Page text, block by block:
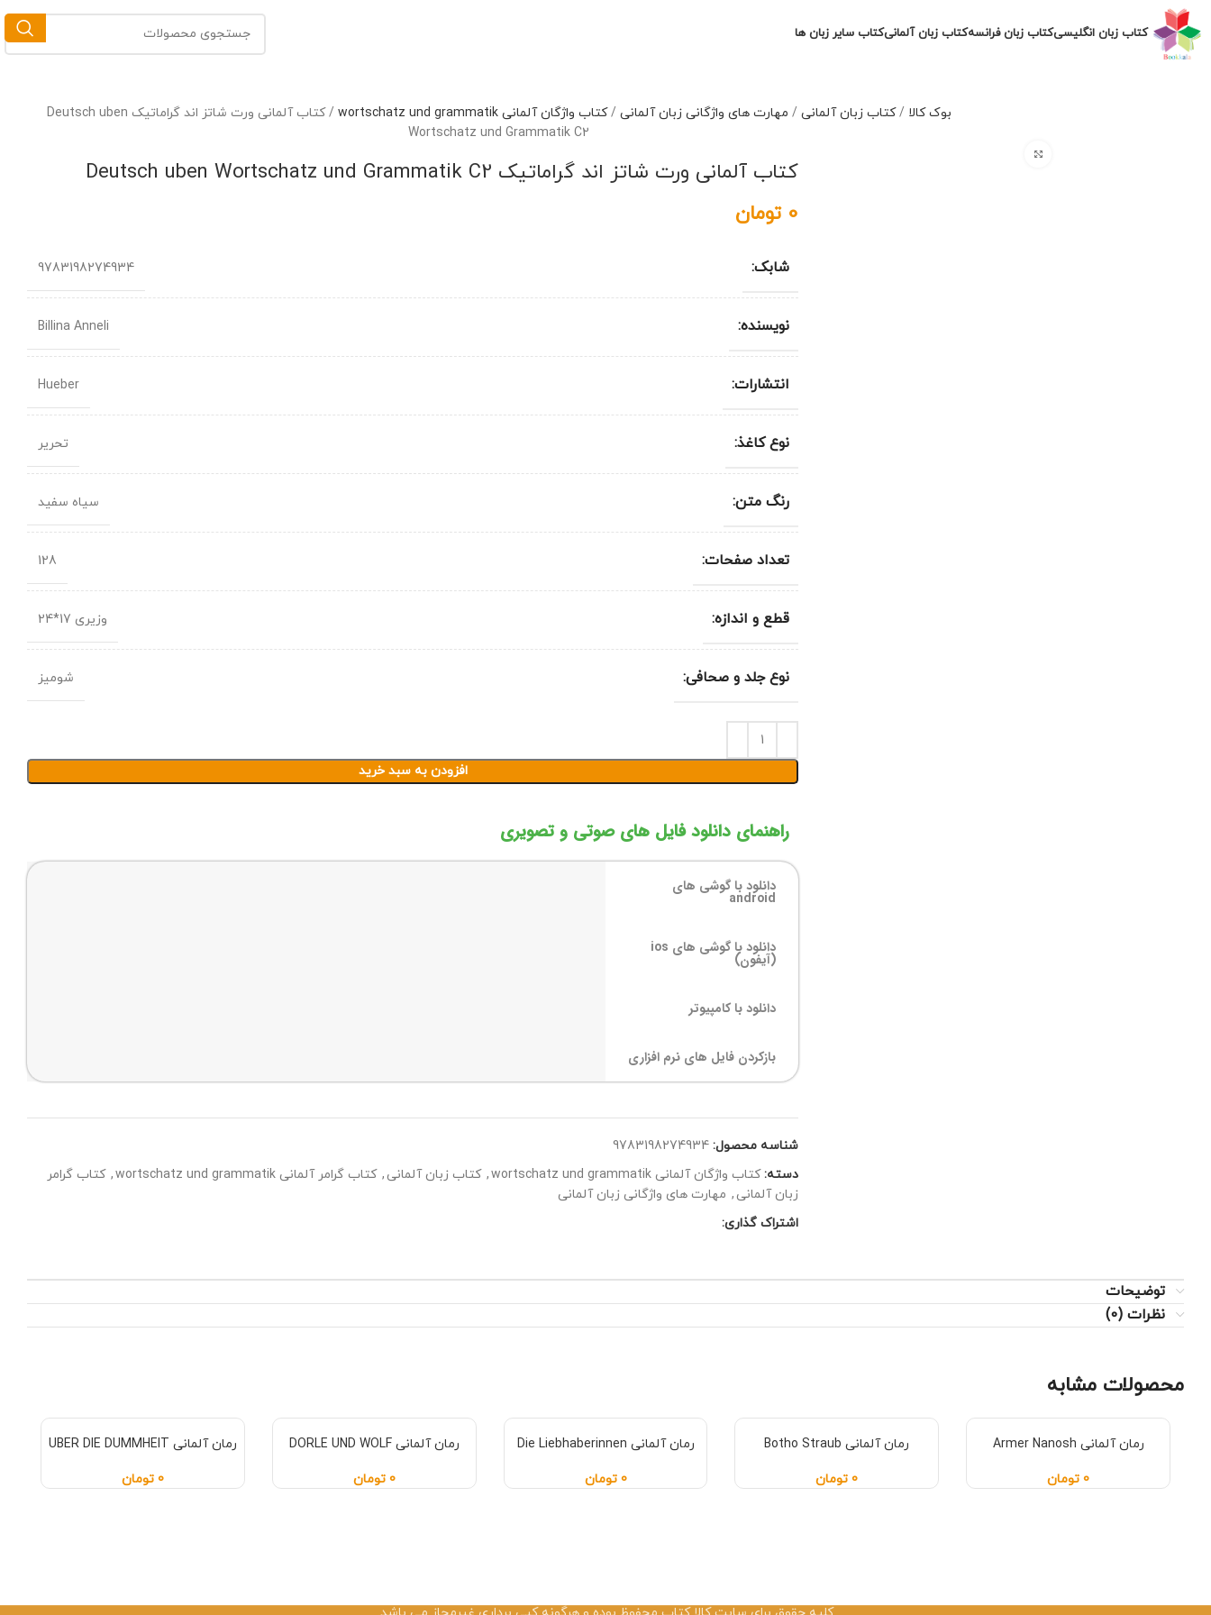
کتاب زبان انگلیسیکتاب زبان فرانسهکتاب زبان آلمانیکتاب سایر زبان ها
بوک کالا /کتاب زبان آلمانی / مهارت های واژگانی زبان آلمانی /کتاب واژگان آلمانی wortschatz und grammatik /
کتاب آلمانی ورت شاتز اند گراماتیک Deutsch uben
Wortschatz und Grammatik C2
کتاب آلمانی ورت شاتز اند گراماتیک Deutsch uben Wortschatz und Grammatik C2
0 تومان
شابک: 9783198274934
نویسنده: Billina Anneli
انتشارات: Hueber
نوع کاغذ: تحریر
رنگ متن: سیاه سفید
تعداد صفحات: 128
قطع و اندازه: وزیری 17*24
نوع جلد و صحافی: شومیز
افزودن به سبد خرید
راهنمای دانلود فایل های صوتی و تصویری
دانلود با گوشی های
android
دانلود با گوشی های ios
(آیفون)
دانلود با کامپیوتر
بازکردن فایل های نرم افزاری
شناسه محصول: 9783198274934
دسته: کتاب واژگان آلمانی wortschatz und grammatik , کتاب زبان آلمانی , کتاب گرامر آلمانی wortschatz und grammatik , کتاب گرامر
زبان آلمانی , مهارت های واژگانی زبان آلمانی
اشتراک گذاری:
توضیحات
نظرات (0)
محصولات مشابه
رمان آلمانی Armer Nanosh
0 تومان
رمان آلمانی Botho Straub
0 تومان
رمان آلمانی Die Liebhaberinnen
0 تومان
رمان آلمانی DORLE UND WOLF
0 تومان
رمان آلمانی UBER DIE DUMMHEIT
0 تومان